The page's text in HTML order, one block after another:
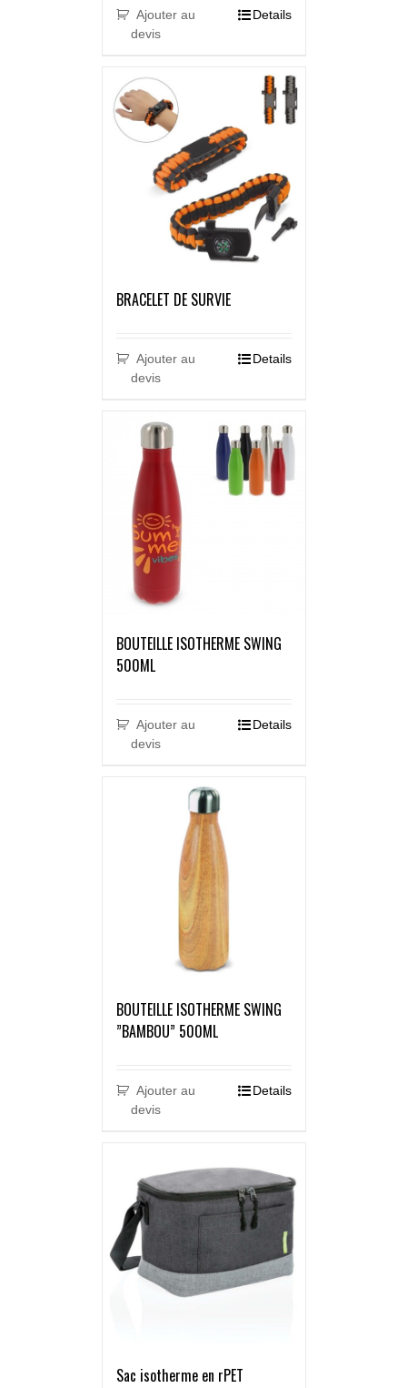
Ajouter au
devis
Details
BRACELET DE SURVIE
Ajouter au
devis
Details
BOUTEILLE ISOTHERME SWING
500ML
Ajouter au
devis
Details
BOUTEILLE ISOTHERME SWING
”BAMBOU” 500ML
Ajouter au
devis
Details
Sac isotherme en rPET